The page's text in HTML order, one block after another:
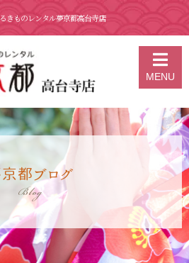
きものレンタル夢京都高台寺店
MENU
台寺店
10月 7日 京都 着物レ
都ブログ
Blog